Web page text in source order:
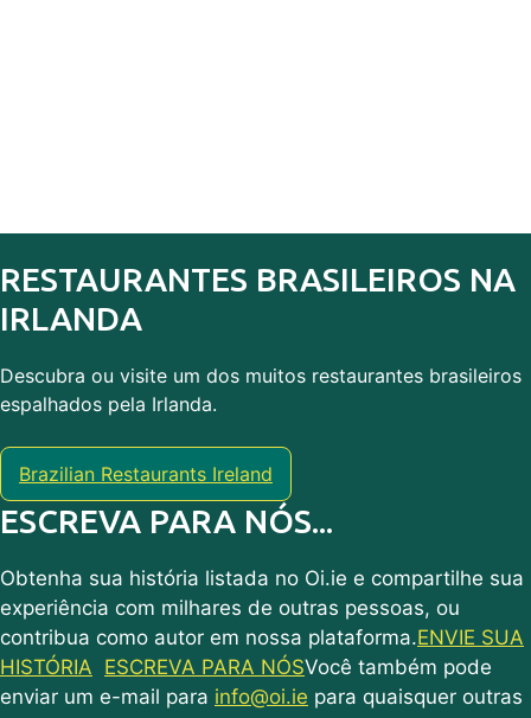
RESTAURANTES BRASILEIROS NA
IRLANDA
Descubra ou visite um dos muitos restaurantes brasileiros
espalhados pela Irlanda.
Brazilian Restaurants Ireland
ESCREVA PARA NÓS...
Obtenha sua história listada no Oi.ie e compartilhe sua
experiência com milhares de outras pessoas, ou
contribua como autor em nossa plataforma.ENVIE SUA
HISTÓRIA ESCREVA PARA NÓSVocê também pode
enviar um e-mail para info@oi.ie para quaisquer outras